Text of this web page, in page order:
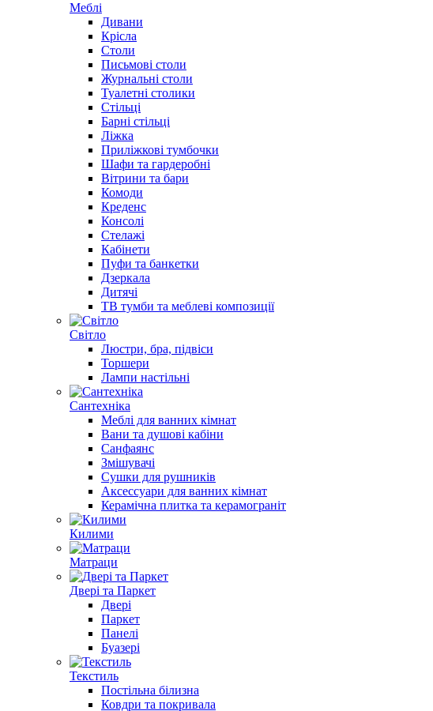
Меблі
Дивани
Крісла
Столи
Письмові столи
Журнальні столи
Туалетні столики
Стільці
Барні стільці
Ліжка
Приліжкові тумбочки
Шафи та гардеробні
Вітрини та бари
Комоди
Креденс
Консолі
Стелажі
Кабінети
Пуфи та банкетки
Дзеркала
Дитячі
ТВ тумби та меблеві композиції
Світло
Люстри, бра, підвіси
Торшери
Лампи настільні
Сантехніка
Меблі для ванних кімнат
Вани та душові кабіни
Санфаянс
Змішувачі
Сушки для рушників
Аксессуари для ванних кімнат
Керамічна плитка та керамограніт
Килими
Матраци
Двері та Паркет
Двері
Паркет
Панелі
Буазері
Текстиль
Постільна білизна
Ковдри та покривала